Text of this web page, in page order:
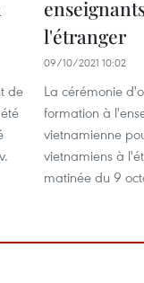
de
l'étranger
09/10/2021 10:02
La cérémonie
formation à
vietnamienne
vietnamiens à
matinée du 9